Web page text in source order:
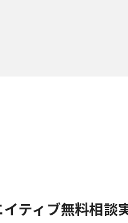
ティブ無料相談